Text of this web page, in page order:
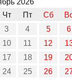
2026
Чт Пт Сб
3 4 5
6
10 11 12
17 18 19
24 25 26